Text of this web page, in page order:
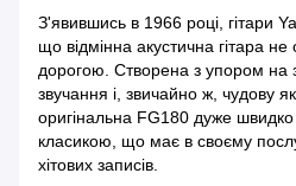
З'явившись в 1966 році, гітари
що відмінна акустична гітара
дорогою. Створена з упором на
звучання і, звичайно ж, чудову
оригінальна FG180 дуже
класикою, що має в своєму
хітових записів.